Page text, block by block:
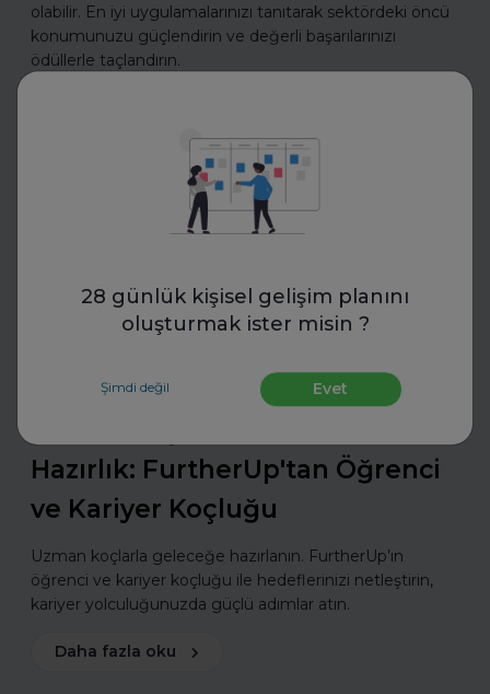
28 günlük kişisel gelişim planını
oluşturmak ister misin ?
Şimdi değil Evet
olabilir. En iyi uygulamalarınızı tanıtarak sektördeki öncü
konumunuzu güçlendirin ve değerli başarılarınızı
ödüllerle taçlandırın.
İş Hayatında Başarı
FurtherUp
Hazırlık: FurtherUp'tan Öğrenci
ve Kariyer Koçluğu
Uzman koçlarla geleceğe hazırlanın. FurtherUp’ın
öğrenci ve kariyer koçluğu ile hedeflerinizi netleştirin,
kariyer yolculuğunuzda güçlü adımlar atın.
Daha fazla oku